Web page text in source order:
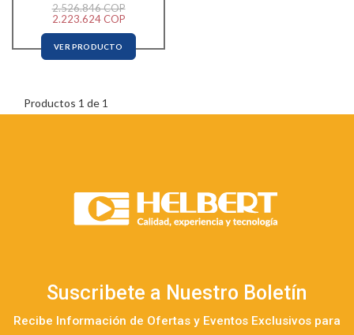
2.526.846 COP
2.223.624 COP
VER PRODUCTO
Productos 1 de 1
Suscribete a Nuestro Boletín
Recibe Información de Ofertas y Eventos Exclusivos para